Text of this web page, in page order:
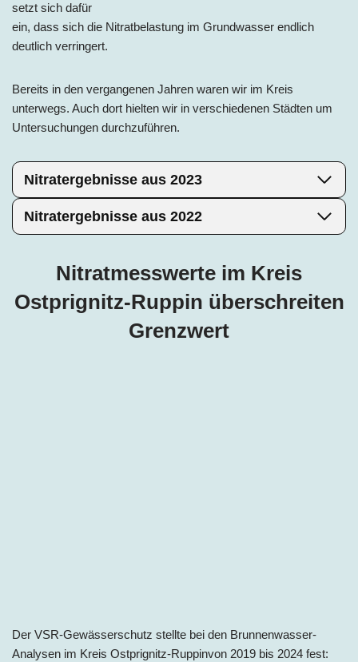
setzt sich dafür
ein, dass sich die Nitratbelastung im Grundwasser endlich
deutlich verringert.
Bereits in den vergangenen Jahren waren wir im Kreis
unterwegs. Auch dort hielten wir in verschiedenen Städten um
Untersuchungen durchzuführen.
Nitratergebnisse aus 2023
Nitratergebnisse aus 2022
Nitratmesswerte im Kreis
Ostprignitz-Ruppin überschreiten
Grenzwert
Der VSR-Gewässerschutz stellte bei den Brunnenwasser-
Analysen im Kreis Ostprignitz-Ruppinvon 2019 bis 2024 fest: